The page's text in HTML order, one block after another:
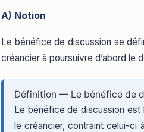
A) Notion
Le bénéfice de discussion se
créancier à poursuivre d’abord le
Définition — Le bénéfice de
Le bénéfice de discussion est
le créancier, contraint celui-ci